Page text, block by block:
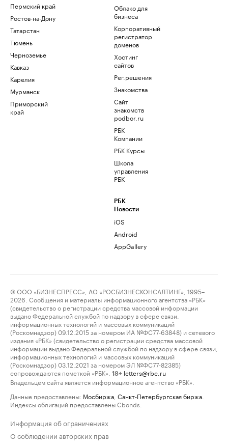
Пермский край
Ростов-на-Дону
Татарстан
Тюмень
Черноземье
Кавказ
Карелия
Мурманск
Приморский
край
Облако для
бизнеса
Корпоративный
регистратор
доменов
Хостинг
сайтов
Рег.решения
Знакомства
Сайт
знакомств
podbor.ru
РБК
Компании
РБК Курсы
Школа
управления
РБК
РБК
Новости
iOS
Android
AppGallery
© ООО «БИЗНЕСПРЕСС», АО «РОСБИЗНЕСКОНСАЛТИНГ», 1995–
2026. Сообщения и материалы информационного агентства «РБК»
(свидетельство о регистрации средства массовой информации
выдано Федеральной службой по надзору в сфере связи,
информационных технологий и массовых коммуникаций
(Роскомнадзор) 09.12.2015 за номером ИА №ФС77-63848) и сетевого
издания «РБК» (свидетельство о регистрации средства массовой
информации выдано Федеральной службой по надзору в сфере связи,
информационных технологий и массовых коммуникаций
(Роскомнадзор) 03.12.2021 за номером ЭЛ №ФС77-82385)
сопровождаются пометкой «РБК».
18+ letters@rbc.ru
Владельцем сайта является информационное агентство «РБК».
Данные предоставлены: Мосбиржа Санкт-Петербургская биржа
Индексы облигаций предоставлены Cbonds.
Информация об ограничениях
О соблюдении авторских прав